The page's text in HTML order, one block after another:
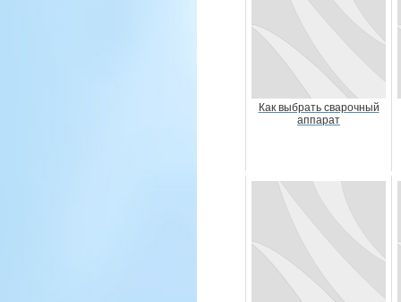
Как выбрать сварочный
аппарат